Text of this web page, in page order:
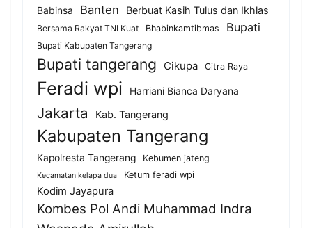
Babinsa Banten Berbuat Kasih Tulus dan Ikhlas
Bersama Rakyat TNI Kuat Bhabinkamtibmas Bupati
Bupati Kabupaten Tangerang
Bupati tangerang Cikupa Citra Raya
Feradi wpi Harriani Bianca Daryana
Jakarta Kab. Tangerang
Kabupaten Tangerang
Kapolresta Tangerang Kebumen jateng
Kecamatan kelapa dua Ketum feradi wpi
Kodim Jayapura
Kombes Pol Andi Muhammad Indra